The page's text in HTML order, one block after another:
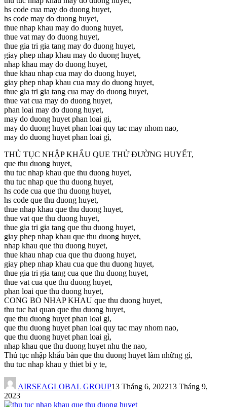
hs code cua may do duong huyet,
hs code may do duong huyet,
thue nhap khau may do duong huyet,
thue vat may do duong huyet,
thue gia tri gia tang may do duong huyet,
giay phep nhap khau may do duong huyet,
nhap khau may do duong huyet,
thue khau nhap cua may do duong huyet,
giay phep nhap khau cua may do duong huyet,
thue gia tri gia tang cua may do duong huyet,
thue vat cua may do duong huyet,
phan loai may do duong huyet,
may do duong huyet phan loai gi,
may do duong huyet phan loai quy tac may nhom nao,
may do duong huyet phan loai gì,
THỦ TỤC NHẬP KHẨU QUE THỬ ĐƯỜNG HUYẾT,
que thu duong huyet,
thu tuc nhap khau que thu duong huyet,
thu tuc nhap que thu duong huyet,
hs code cua que thu duong huyet,
hs code que thu duong huyet,
thue nhap khau que thu duong huyet,
thue vat que thu duong huyet,
thue gia tri gia tang que thu duong huyet,
giay phep nhap khau que thu duong huyet,
nhap khau que thu duong huyet,
thue khau nhap cua que thu duong huyet,
giay phep nhap khau cua que thu duong huyet,
thue gia tri gia tang cua que thu duong huyet,
thue vat cua que thu duong huyet,
phan loai que thu duong huyet,
CONG BO NHAP KHAU que thu duong huyet,
thu tuc hai quan que thu duong huyet,
que thu duong huyet phan loai gi,
que thu duong huyet phan loai quy tac may nhom nao,
que thu duong huyet phan loai gì,
nhap khau que thu duong huyet nhu the nao,
Thủ tục nhập khẩu bàn que thu duong huyet làm những gì,
thu tuc nhap khau y thiet bi y te,
AIRSEAGLOBAL GROUP13 Tháng 6, 202213 Tháng 9,
2023